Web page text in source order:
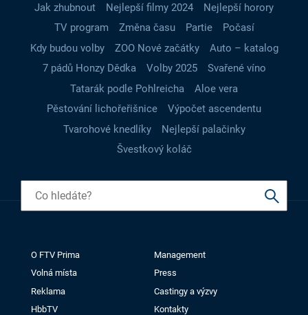
Jak zhubnout Nejlepší filmy 2024
Nejlepší horory
TV program
Změna času Partie
Počasí
Kdy budou volby
ZOO Nové začátky
Auto – katalog
7 pádů Honzy Dědka
Volby 2025
Svařené víno
Tatarák podle Pohlreicha
Aloe vera
Pěstování lichořeřišnice
Výpočet ascendentu
Tvarohové knedlíky
Nejlepší palačinky
Švestkový koláč
O FTV Prima
Management
Volná místa
Press
Reklama
Castingy a výzvy
HbbTV
Kontakty